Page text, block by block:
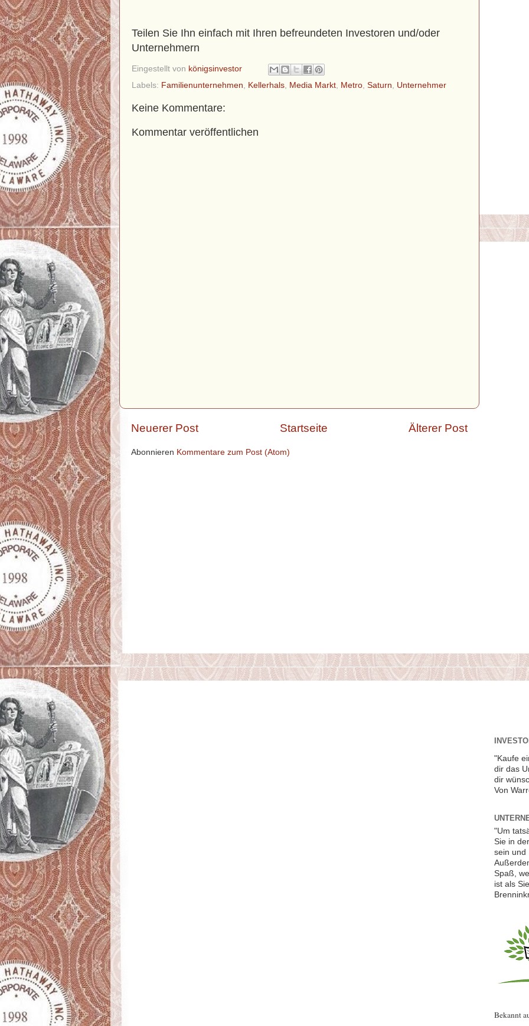
Teilen Sie Ihn einfach mit Ihren befreundeten Investoren und/oder
Unternehmern
Eingestellt von königsinvestor
Labels: Familienunternehmen Kellerhals Media Markt Metro Saturn Unternehmer
Keine Kommentare:
Kommentar veröffentlichen
Neuerer Post Älterer Post
Startseite
Abonnieren Kommentare zum Post (Atom)
"Kaufe
dir das
dir
Von
"Um
Sie in
sein und
Spaß,
ist als
Bekannt